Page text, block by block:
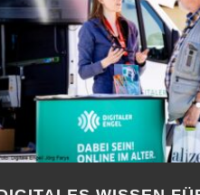
DIGITALES WISSEN
6. AUGUST 2026